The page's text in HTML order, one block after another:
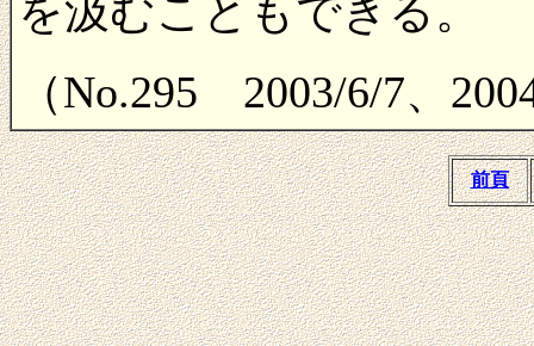
を汲むこともできる。
（No.295 2003/6/7、
前頁